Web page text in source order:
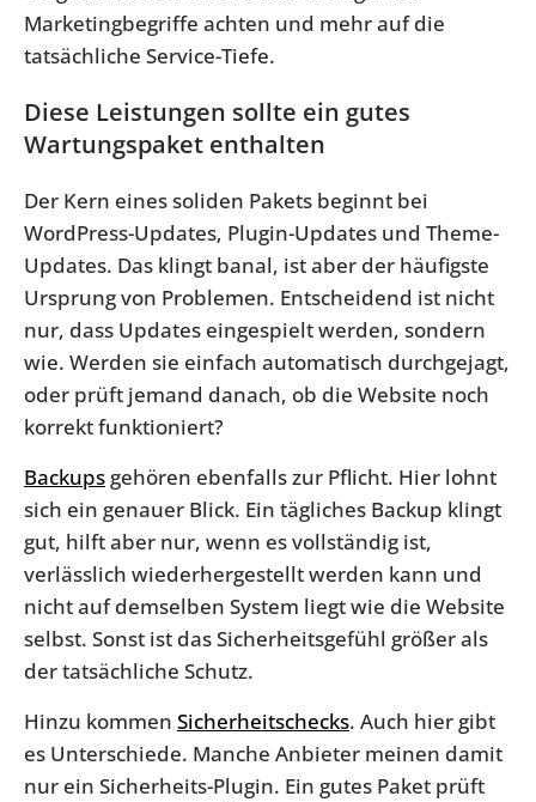
Marketingbegriffe achten und mehr auf die
tatsächliche Service-Tiefe.
Diese Leistungen sollte ein gutes
Wartungspaket enthalten
Der Kern eines soliden Pakets beginnt bei
WordPress-Updates, Plugin-Updates und Theme-
Updates. Das klingt banal, ist aber der häufigste
Ursprung von Problemen. Entscheidend ist nicht
nur, dass Updates eingespielt werden, sondern
wie. Werden sie einfach automatisch durchgejagt,
oder prüft jemand danach, ob die Website noch
korrekt funktioniert?
Backups gehören ebenfalls zur Pflicht. Hier lohnt
sich ein genauer Blick. Ein tägliches Backup klingt
gut, hilft aber nur, wenn es vollständig ist,
verlässlich wiederhergestellt werden kann und
nicht auf demselben System liegt wie die Website
selbst. Sonst ist das Sicherheitsgefühl größer als
der tatsächliche Schutz.
Hinzu kommen Sicherheitschecks. Auch hier gibt
es Unterschiede. Manche Anbieter meinen damit
nur ein Sicherheits-Plugin. Ein gutes Paket prüft